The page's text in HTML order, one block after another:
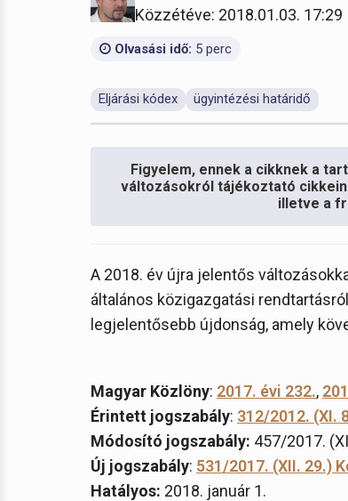
Közzétéve: 2018.01.03.
Olvasási idő: 5 perc
Eljárási kódex ügyintézési határidő
Figyelem, ennek a cikknek a
változásokról tájékoztató
illetve a
A 2018. év újra jelentős
általános közigazgatási
legjelentősebb újdonság, amely
Magyar Közlöny: 2017. évi 232.,
Érintett jogszabály: 312/2012. (XI.
Módosító jogszabály: 457/2017.
Új jogszabály: 531/2017. (XII. 29.)
Hatályos: 2018. január 1.